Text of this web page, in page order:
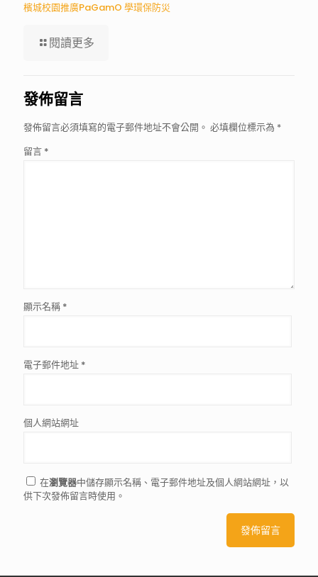
檳城校園推廣PaGamO 學環保防災
閱讀更多
發佈留言
發佈留言必須填寫的電子郵件地址不會公開。 必填欄位標示為 *
留言 *
顯示名稱 *
電子郵件地址 *
個人網站網址
在瀏覽器中儲存顯示名稱、電子郵件地址及個人網站網址，以
供下次發佈留言時使用。